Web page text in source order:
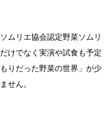
ムリエ協会認定野菜ソムリ
けでなく実演や試食も予定
りだった野菜の世界」が少
せん。